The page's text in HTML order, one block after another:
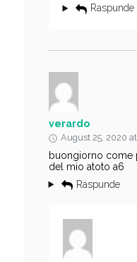
Raspunde
verardo
August 25, 2020 at
buongiorno come
del mio atoto a6
Raspunde